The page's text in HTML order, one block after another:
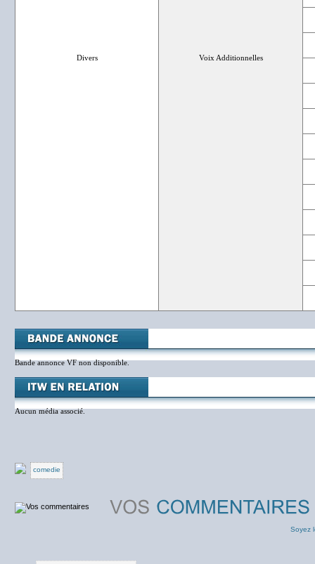
Divers Voix Additionnelles
Bande annonce VF non disponible.
Aucun média associé.
comedie
Soyez